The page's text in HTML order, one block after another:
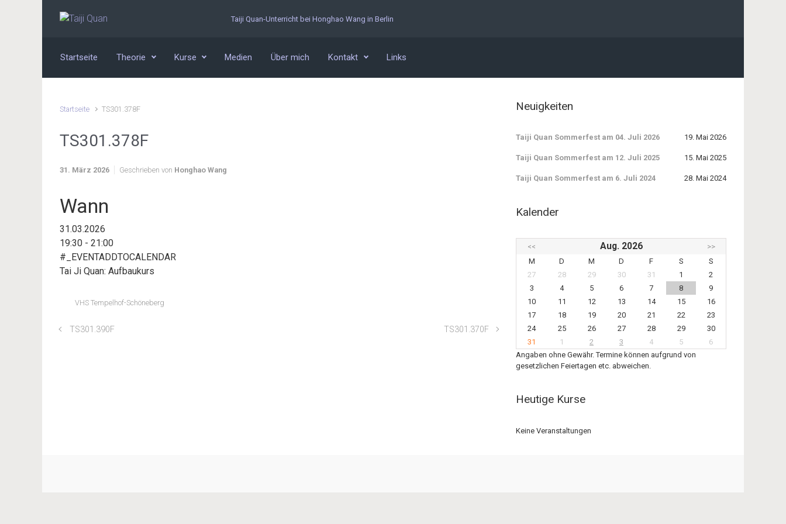
Zum Hauptinhalt springen Taiji Quan-Unterricht bei Honghao Wang in Berlin
Startseite Theorie Kurse Medien Über mich Kontakt Links
Startseite TS301.378F
TS301.378F
31. März 2026 Geschrieben von Honghao Wang
Wann
31.03.2026
19:30 - 21:00
#_EVENTADDTOCALENDAR
Tai Ji Quan: Aufbaukurs
VHS Tempelhof-Schöneberg
TS301.390F TS301.370F
Neuigkeiten
Taiji Quan Sommerfest am 04. Juli 2026 19. Mai 2026
Taiji Quan Sommerfest am 12. Juli 2025 15. Mai 2025
Taiji Quan Sommerfest am 6. Juli 2024 28. Mai 2024
Kalender
<< Aug. 2026
>>
M
D M D F S
S
27
28 29 30 31 1
2
3
4 5 6 7 8
9
10
11 12 13 14 15
16
17
18 19 20 21 22
23
24
25 26 27 28 29
30
31
1 2 3 4 5
6
Angaben ohne Gewähr. Termine können aufgrund von
gesetzlichen Feiertagen etc. abweichen.
Heutige Kurse
Keine Veranstaltungen